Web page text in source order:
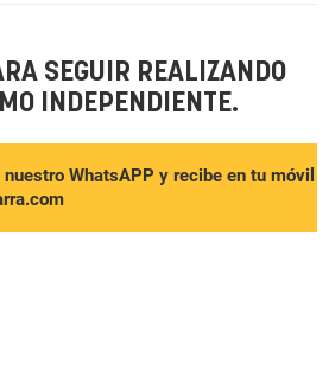
SEGUIR REALIZANDO
INDEPENDIENTE.
WhatsAPP y recibe en tu móvil